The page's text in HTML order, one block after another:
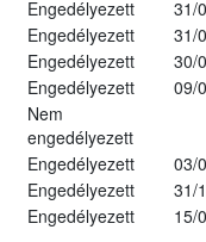
Engedélyezett
31/
Engedélyezett
31/
Engedélyezett
30/
Engedélyezett
09/
Nem
engedélyezett
Engedélyezett
03/
Engedélyezett
31/
Engedélyezett
15/